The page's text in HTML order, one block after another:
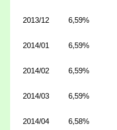
2013/12 6,59%
2014/01 6,59%
2014/02 6,59%
2014/03 6,59%
2014/04 6,58%